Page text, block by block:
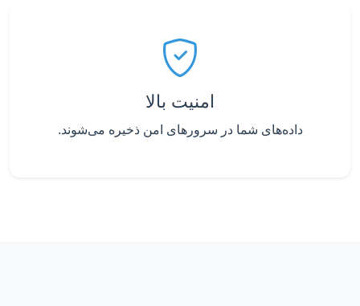
امنیت بالا
داده‌های شما در سرورهای امن ذخیره می‌شوند.